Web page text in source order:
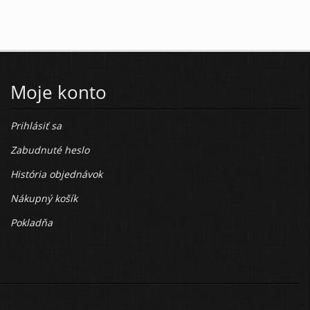
Moje konto
Prihlásiť sa
Zabudnuté heslo
História objednávok
Nákupný košík
Pokladňa